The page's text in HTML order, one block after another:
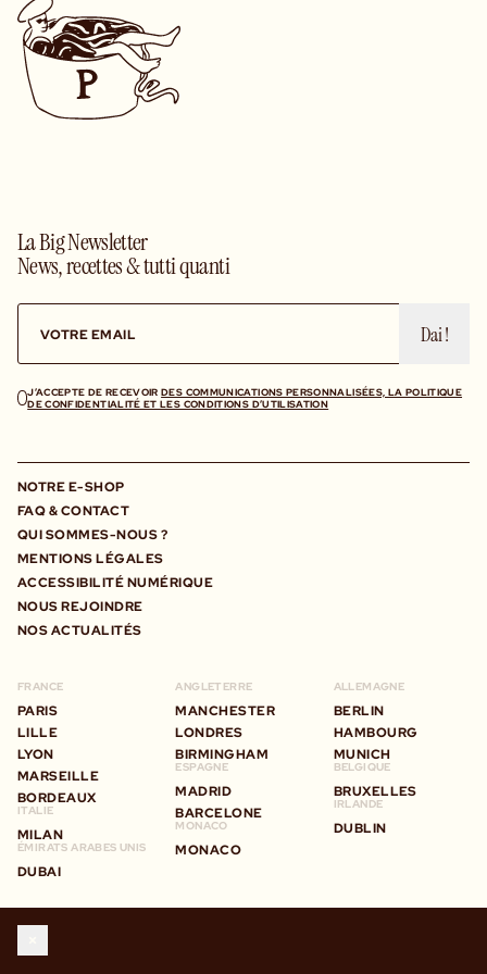
La Big Newsletter
News, recettes & tutti quanti
Dai !
J’ACCEPTE DE RECEVOIRDES COMMUNICATIONS PERSONNALISÉES, LA POLITIQUE
DE CONFIDENTIALITÉ ET LES CONDITIONS D’UTILISATION
NOTRE E-SHOP
FAQ & CONTACT
QUI SOMMES-NOUS ?
MENTIONS LÉGALES
ACCESSIBILITÉ NUMÉRIQUE
NOUS REJOINDRE
NOS ACTUALITÉS
FRANCE
PARIS
LILLE
LYON
MARSEILLE
BORDEAUX
ITALIE
MILAN
ÉMIRATS ARABES UNIS
DUBAI
ANGLETERRE
MANCHESTER
LONDRES
BIRMINGHAM
ESPAGNE
MADRID
BARCELONE
MONACO
MONACO
ALLEMAGNE
BERLIN
HAMBOURG
MUNICH
BELGIQUE
BRUXELLES
IRLANDE
DUBLIN
STAY IN TOUCH